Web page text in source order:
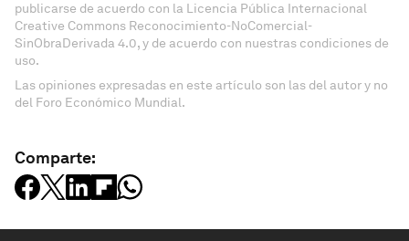
publicarse de acuerdo con la Licencia Pública Internacional
Creative Commons Reconocimiento-NoComercial-
SinObraDerivada 4.0, y de acuerdo con nuestras condiciones de
uso.
Las opiniones expresadas en este artículo son las del autor y no
del Foro Económico Mundial.
Comparte: